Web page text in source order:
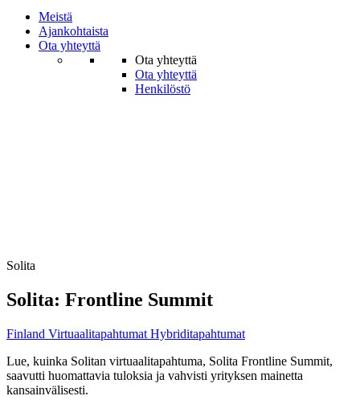
Meistä
Ajankohtaista
Ota yhteyttä
Ota yhteyttä
Ota yhteyttä
Henkilöstö
Solita
Solita: Frontline Summit
Finland Virtuaalitapahtumat Hybriditapahtumat
Lue, kuinka Solitan virtuaalitapahtuma, Solita Frontline Summit,
saavutti huomattavia tuloksia ja vahvisti yrityksen mainetta
kansainvälisesti.